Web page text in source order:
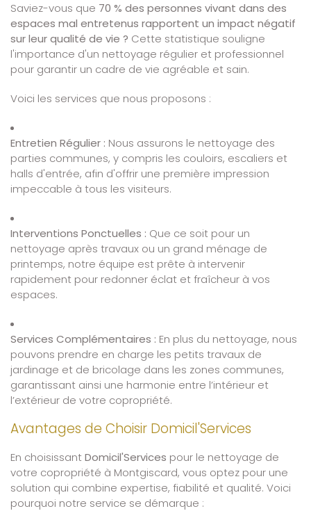
Saviez-vous que 70 % des personnes vivant dans des
espaces mal entretenus rapportent un impact négatif
sur leur qualité de vie ? Cette statistique souligne
l'importance d'un nettoyage régulier et professionnel
pour garantir un cadre de vie agréable et sain.
Voici les services que nous proposons :
Entretien Régulier : Nous assurons le nettoyage des
parties communes, y compris les couloirs, escaliers et
halls d'entrée, afin d'offrir une première impression
impeccable à tous les visiteurs.
Interventions Ponctuelles : Que ce soit pour un
nettoyage après travaux ou un grand ménage de
printemps, notre équipe est prête à intervenir
rapidement pour redonner éclat et fraîcheur à vos
espaces.
Services Complémentaires : En plus du nettoyage, nous
pouvons prendre en charge les petits travaux de
jardinage et de bricolage dans les zones communes,
garantissant ainsi une harmonie entre l’intérieur et
l’extérieur de votre copropriété.
Avantages de Choisir Domicil'Services
En choisissant Domicil'Services pour le nettoyage de
votre copropriété à Montgiscard, vous optez pour une
solution qui combine expertise, fiabilité et qualité. Voici
pourquoi notre service se démarque :